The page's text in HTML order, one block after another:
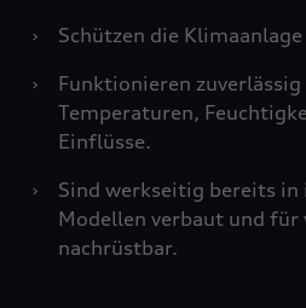
›
Schützen die
›
Funktionieren
Temperaturen,
Einflüsse.
›
Sind werkseitig bereits
Modellen verbaut und für
nachrüstbar.